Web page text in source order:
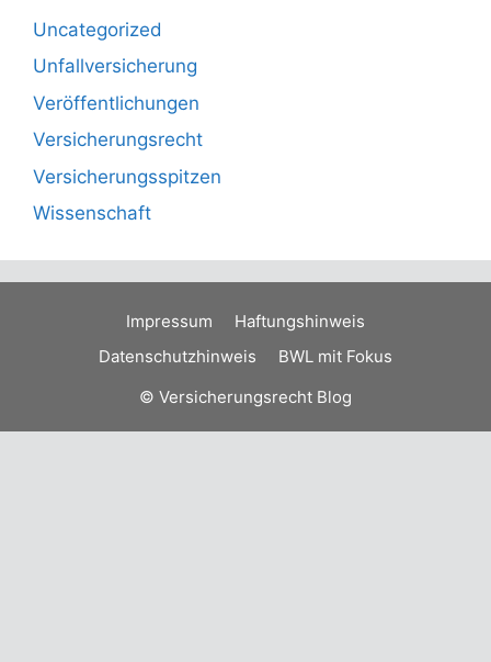
Uncategorized
Unfallversicherung
Veröffentlichungen
Versicherungsrecht
Versicherungsspitzen
Wissenschaft
Impressum
Haftungshinweis
Datenschutzhinweis
BWL mit Fokus
© Versicherungsrecht Blog